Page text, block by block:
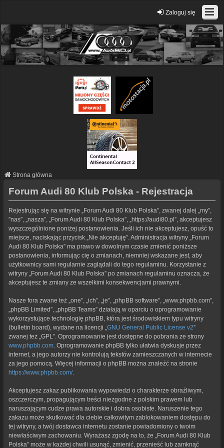
Zaloguj się
Strona główna
Forum Audi 80 Klub Polska - Rejestracja
Rejestrując się na witrynie „Forum Audi 80 Klub Polska”, zwanej dalej „my”,
”nas”, „nasza”, „Forum Audi 80 Klub Polska”, „https://audi80.pl”, akceptujesz
wyszczególnione poniżej postanowienia. Jeśli ich nie akceptujesz, opuść to
miejsce, naciskając przycisk „Nie akceptuję”. Administracja witryny „Forum
Audi 80 Klub Polska” ma prawo w dowolnym czasie zmienić poniższe
postanowienia, informując cię o zmianach, niemniej wskazane jest, aby
użytkownicy sami regularnie zaglądali do tego regulaminu. Korzystanie z
witryny „Forum Audi 80 Klub Polska” po zmianach regulaminu oznacza, że
akceptujesz te zmiany ze wszelkimi konsekwencjami prawnymi.
Nasze fora zwane też „one”, „ich”, „je”, „phpBB software”, „www.phpbb.com”,
„phpBB Limited”, „phpBB Teams” działają w oparciu o oprogramowanie
wykorzystujące technologię phpBB, która jest środowiskiem typu witryny
(bulletin board), wydane na licencji „GNU General Public License v2”
zwanej też „GPL”. Oprogramowanie jest dostępne do pobrania ze strony
www.phpbb.com. Oprogramowanie phpBB tylko ułatwia dyskusje przez
internet, a jego autorzy nie kontrolują tekstów zamieszczanych w internecie
za jego pomocą. Więcej informacji o phpBB można znaleźć na stronie
https://www.phpbb.com/.
Akceptujesz zakaz publikowania wypowiedzi o charakterze obraźliwym,
oszczerczym, propagującym treści niezgodne z polskim prawem lub
naruszającym cudze prawa autorskie i dobra osobiste. Naruszenie tego
zakazu może skutkować dla ciebie całkowitym zablokowaniem dostępu do
tej witryny, a twój dostawca internetu zostanie powiadomiony o twoim
niewłaściwym zachowaniu. Wyrażasz zgodę na to, że „Forum Audi 80 Klub
Polska” może w każdej chwili usunąć, zmienić, przenieść lub zamknąć